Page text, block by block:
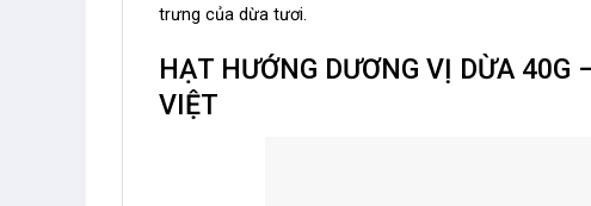
trưng của dừa tươi.
HẠT HƯỚNG DƯƠNG VỊ DỪA
VIỆT